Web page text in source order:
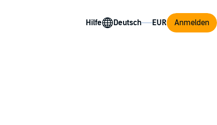
Hilfe Anmelden